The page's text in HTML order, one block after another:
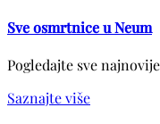
Sve osmrtnice u Neum
Pogledajte sve
Saznajte više